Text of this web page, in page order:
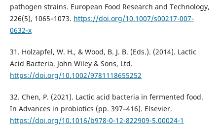
pathogen strains. European Food Research and Technology,
226(5), 1065–1073. https://doi.org/10.1007/s00217-007-
0632-x
31. Holzapfel, W. H., & Wood, B. J. B. (Eds.). (2014). Lactic
Acid Bacteria. John Wiley & Sons, Ltd.
https://doi.org/10.1002/9781118655252
32. Chen, P. (2021). Lactic acid bacteria in fermented food.
In Advances in probiotics (pp. 397–416). Elsevier.
https://doi.org/10.1016/b978-0-12-822909-5.00024-1